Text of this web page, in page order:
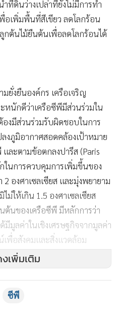
ที่ดินว่างเปล่าที่ยังไม่มีการทำ
เพิ่มพื้นที่สีเขียว ลดโลกร้อน
กต้นไม้ยืนต้นเพื่อลดโลกร้อนได้
ยั่งยืนองค์กร เครือเจริญ
หนักดีว่าเครือซีพีมีส่วนร่วมใน
องมีส่วนร่วมรับผิดชอบในการ
ภูมิอากาศสอดคล้องเป้าหมาย
ละตามข้อตกลงปารีส (Paris
ในการควบคุมการเพิ่มขึ้นของ
องศาเซลเซียส และมุ่งพยายาม
ให้เกิน 1.5 องศาเซลเซียส
นของเครือซีพี มีหลักการว่า
มีมูลค่าในเชิงเศรษฐกิจจากมูลค่า
เพื่อสังคมและสิ่งแวดล้อม
รปล่อยก๊าซเรือนกระจกของ
ดับ 34 % จากเป้าหมายที่
เพิ่มเติม
ซีพี